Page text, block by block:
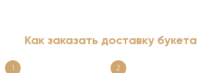
Как заказать доставку букета
1 2